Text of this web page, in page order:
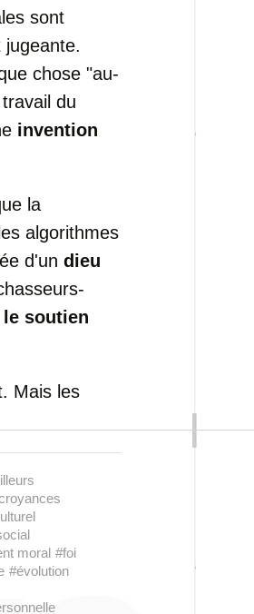
sont
chose "au-
du
invention
la
algorithmes
d'un dieu
le soutien
Mais les
moral #foi
#évolution